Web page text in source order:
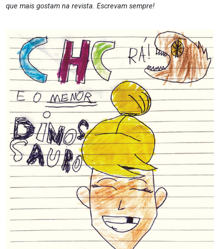
que mais gostam na revista. Escrevam sempre!